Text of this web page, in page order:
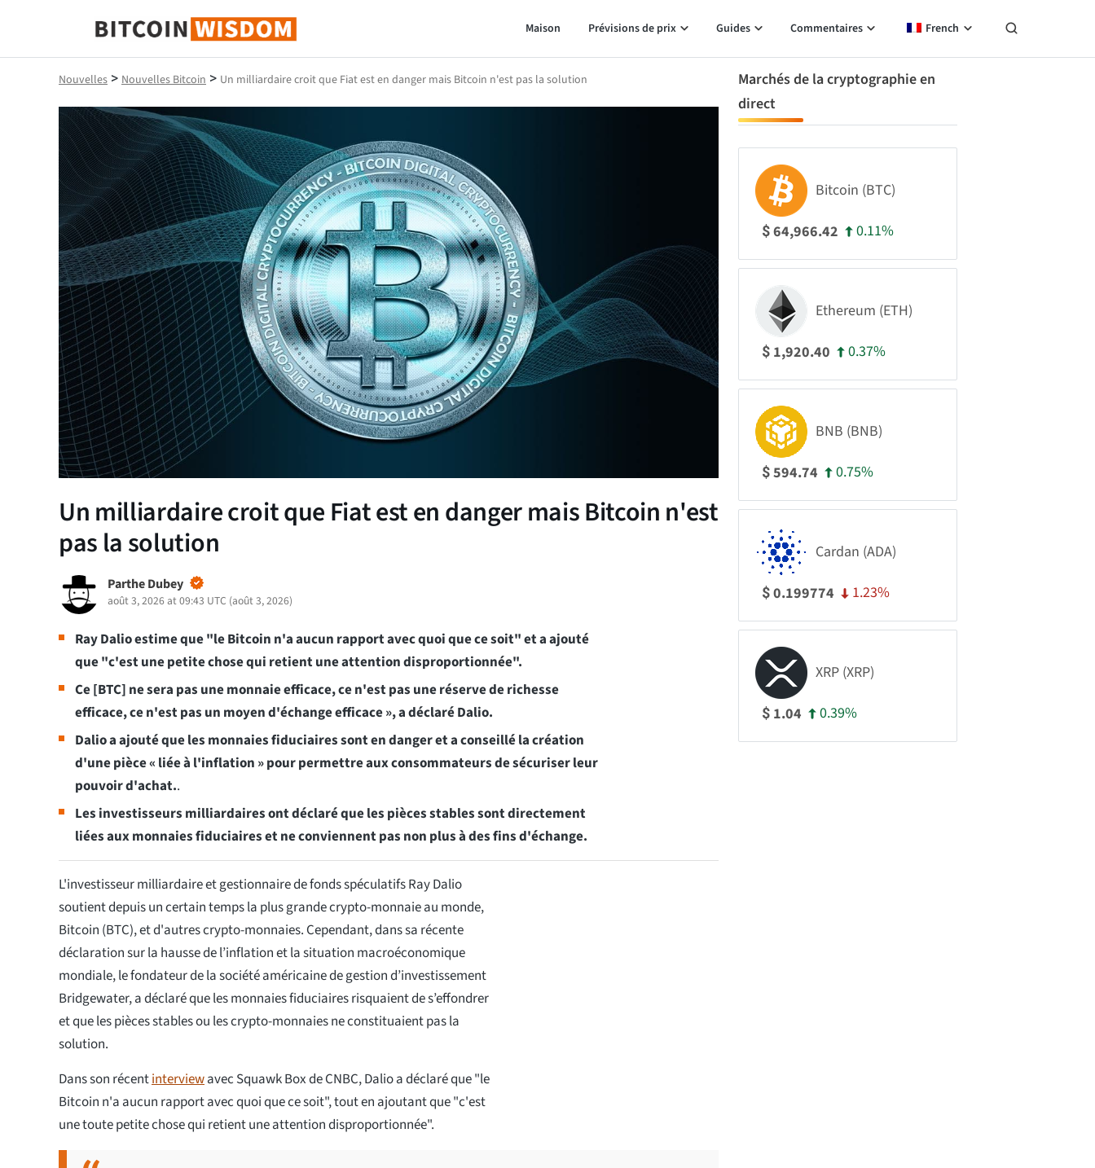
Bitcoin Sagesse
Maison Prévisions de prix Guides Commentaires French
Nouvelles > Nouvelles Bitcoin > Un milliardaire croit que Fiat est en danger mais Bitcoin n'est pas la solution
Un milliardaire croit que Fiat est en danger mais Bitcoin n'est
pas la solution
Parthe Dubey
août 3, 2026 at 09:43 UTC (août 3, 2026)
Ray Dalio estime que "le Bitcoin n'a aucun rapport avec quoi que ce soit" et a ajouté
que "c'est une petite chose qui retient une attention disproportionnée".
Ce [BTC] ne sera pas une monnaie efficace, ce n'est pas une réserve de richesse
efficace, ce n'est pas un moyen d'échange efficace », a déclaré Dalio.
Dalio a ajouté que les monnaies fiduciaires sont en danger et a conseillé la création
d'une pièce « liée à l'inflation » pour permettre aux consommateurs de sécuriser leur
pouvoir d'achat..
Les investisseurs milliardaires ont déclaré que les pièces stables sont directement
liées aux monnaies fiduciaires et ne conviennent pas non plus à des fins d'échange.
L'investisseur milliardaire et gestionnaire de fonds spéculatifs Ray Dalio
soutient depuis un certain temps la plus grande crypto-monnaie au monde,
Bitcoin (BTC), et d'autres crypto-monnaies. Cependant, dans sa récente
déclaration sur la hausse de l’inflation et la situation macroéconomique
mondiale, le fondateur de la société américaine de gestion d’investissement
Bridgewater, a déclaré que les monnaies fiduciaires risquaient de s’effondrer
et que les pièces stables ou les crypto-monnaies ne constituaient pas la
solution.
Dans son récentinterviewavec Squawk Box de CNBC, Dalio a déclaré que "le
Bitcoin n'a aucun rapport avec quoi que ce soit", tout en ajoutant que "c'est
une toute petite chose qui retient une attention disproportionnée".
Marchés de la cryptographie en
direct
Bitcoin (BTC)
$64,966.42 0.11%
Ethereum (ETH)
$ 1,920.40 0.37%
BNB (BNB)
$594.74 0.75%
Cardan (ADA)
$0.199774 1.23%
XRP (XRP)
$ 1.04 0.39%